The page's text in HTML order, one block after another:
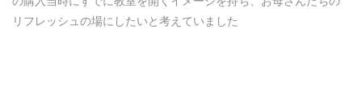
リフレッシュの場にしたいと考えていました